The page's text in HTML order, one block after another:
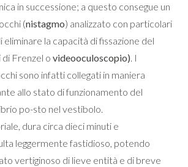
in successione; a questo consegue un
(nistagmo) analizzato con particolari
eliminare la capacità di fissazione del
di Frenzel o videooculoscopio). I
sono infatti collegati in maniera
allo stato di funzionamento del
po-sto nel vestibolo.
dura circa dieci minuti e
leggermente fastidioso, potendo
vertiginoso di lieve entità e di breve